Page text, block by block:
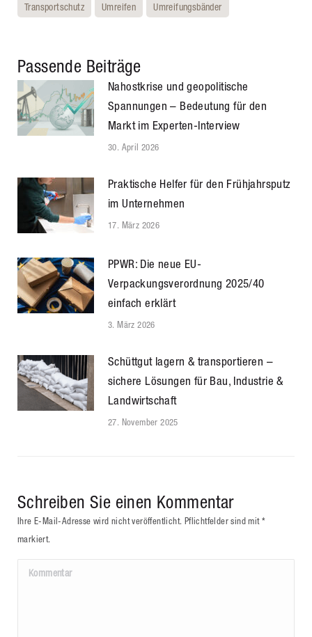
Transportschutz Umreifen Umreifungsbänder
Passende Beiträge
Nahostkrise und geopolitische
Spannungen – Bedeutung für den
Markt im Experten-Interview
30. April 2026
Praktische Helfer für den Frühjahrsputz
im Unternehmen
17. März 2026
PPWR: Die neue EU-
Verpackungsverordnung 2025/40
einfach erklärt
3. März 2026
Schüttgut lagern & transportieren –
sichere Lösungen für Bau, Industrie &
Landwirtschaft
27. November 2025
Schreiben Sie einen Kommentar
Ihre E-Mail-Adresse wird nicht veröffentlicht. Pflichtfelder sind mit *
markiert.
Kommentar